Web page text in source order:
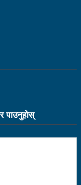
उत्कट चाहना
सञ्जाल
सार्वजनिक
and deeper
पाउनुहाेस्